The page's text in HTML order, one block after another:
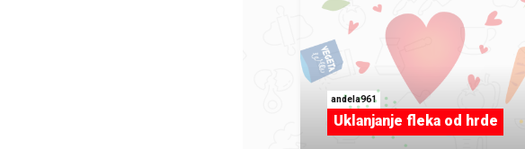
andela961
Uklanjanje fleka od hrde